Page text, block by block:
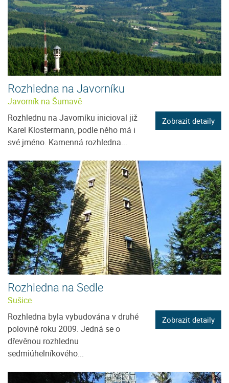
Rozhledna na Javorníku
Javorník na Šumavě
Rozhlednu na Javorníku inicioval již
Karel Klostermann, podle něho má i
své jméno. Kamenná rozhledna...
Zobrazit detaily
Rozhledna na Sedle
Sušice
Rozhledna byla vybudována v druhé
polovině roku 2009. Jedná se o
dřevěnou rozhlednu
sedmiúhelníkového...
Zobrazit detaily